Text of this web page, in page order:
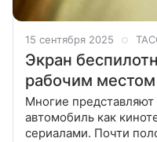
15 сентября 2025
Экран
рабочим местом
Многие
автомобиль как
сериалами. Почти